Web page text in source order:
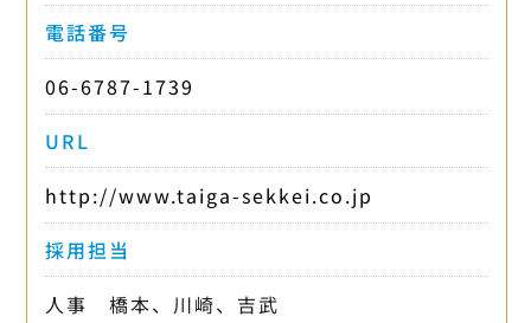
電話番号
06-6787-1739
URL
http://www.taiga-sekkei.co.jp
採用担当
人事 橋本、川崎、吉武